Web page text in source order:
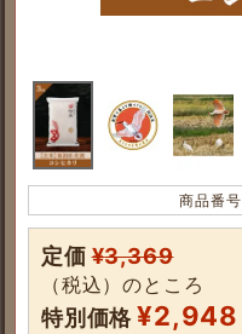
商品番号
定価 ¥3,369
（税込）のところ
特別価格 ¥2,948